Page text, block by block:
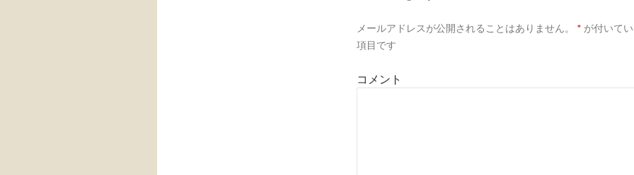
メールアドレスが公開されることはありません。 * が付いて
項目です
コメント